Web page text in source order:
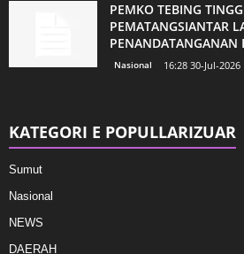
PEMKO TEBING
PEMATANGSIANTAR
PENANDATANGANAN
Nasional 16:28 30-Jul-2026
KATEGORI E POPULLARIZUAR
Sumut
Nasional
NEWS
DAERAH